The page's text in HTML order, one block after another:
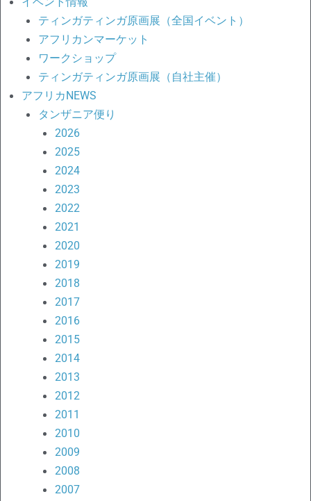
ティンガティンガ原画展（全国イベント）
アフリカンマーケット
ワークショップ
ティンガティンガ原画展（自社主催）
アフリカNEWS
タンザニア便り
2026
2025
2024
2023
2022
2021
2020
2019
2018
2017
2016
2015
2014
2013
2012
2011
2010
2009
2008
2007